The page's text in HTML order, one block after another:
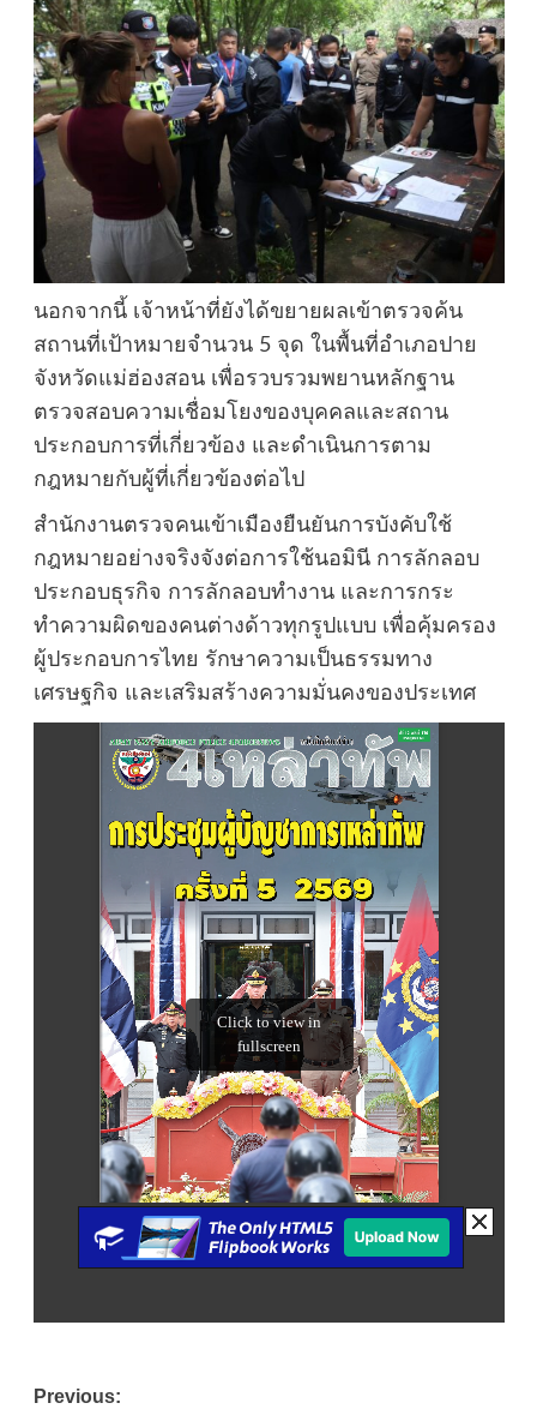
นอกจากนี้ เจ้าหน้าที่ยังได้ขยายผลเข้าตรวจค้น
สถานที่เป้าหมายจำนวน 5 จุด ในพื้นที่อำเภอปาย
จังหวัดแม่ฮ่องสอน เพื่อรวบรวมพยานหลักฐาน
ตรวจสอบความเชื่อมโยงของบุคคลและสถาน
ประกอบการที่เกี่ยวข้อง และดำเนินการตาม
กฎหมายกับผู้ที่เกี่ยวข้องต่อไป
สำนักงานตรวจคนเข้าเมืองยืนยันการบังคับใช้
กฎหมายอย่างจริงจังต่อการใช้นอมินี การลักลอบ
ประกอบธุรกิจ การลักลอบทำงาน และการกระ
ทำความผิดของคนต่างด้าวทุกรูปแบบ เพื่อคุ้มครอง
ผู้ประกอบการไทย รักษาความเป็นธรรมทาง
เศรษฐกิจ และเสริมสร้างความมั่นคงของประเทศ
Post
Previous: